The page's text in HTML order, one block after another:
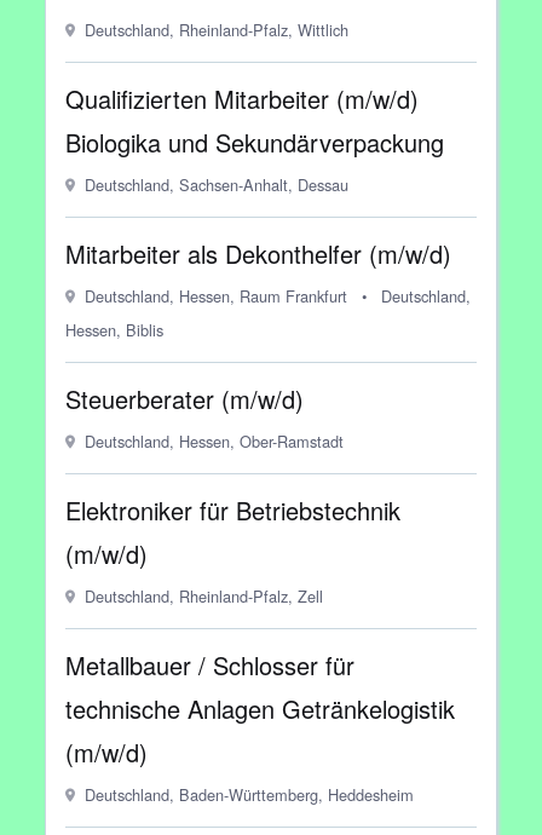
Deutschland, Rheinland-Pfalz, Wittlich
Qualifizierten Mitarbeiter (m/w/d)
Biologika und Sekundärverpackung
Deutschland, Sachsen-Anhalt, Dessau
Mitarbeiter als Dekonthelfer (m/w/d)
Deutschland, Hessen, Raum Frankfurt •
Deutschland,
Hessen, Biblis
Steuerberater (m/w/d)
Deutschland, Hessen, Ober-Ramstadt
Elektroniker für Betriebstechnik
(m/w/d)
Deutschland, Rheinland-Pfalz, Zell
Metallbauer / Schlosser für
technische Anlagen Getränkelogistik
(m/w/d)
Deutschland, Baden-Württemberg, Heddesheim